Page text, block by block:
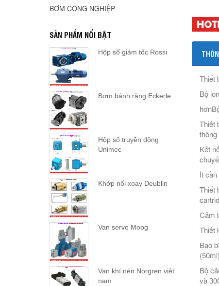
Thiết
Bộ
Thiết
Kết
Ít
Thiết
Cảm
Thiết
Bao
Bộ
và
BƠM CÔNG NGHIỆP
SẢN PHẨM NỔI BẬT
Hộp số giảm tốc Rossi
Bơm bánh răng Eckerle
Hộp số truyền động
Unimec
Khớp nối xoay Deublin
Van servo Moog
Van khí nén Norgren việt
nam